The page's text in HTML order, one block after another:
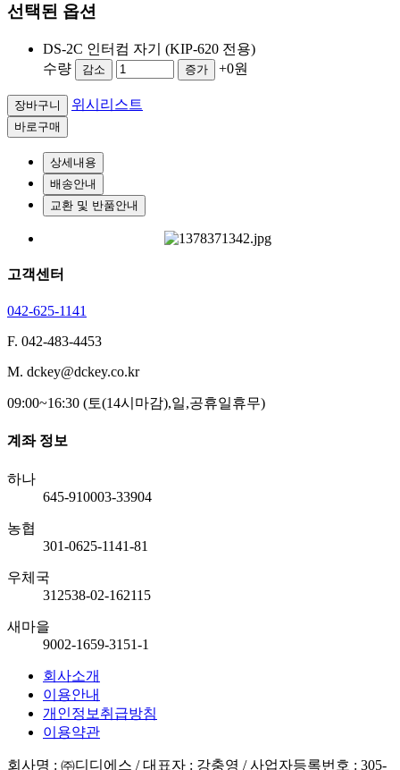
선택된 옵션
DS-2C 인터컴 자기 (KIP-620 전용)
수량
감소 증가 +0원
장바구니 위시리스트
바로구매
상세내용
배송안내
교환 및 반품안내
고객센터
042-625-1141
F. 042-483-4453
M. dckey@dckey.co.kr
09:00~16:30 (토(14시마감),일,공휴일휴무)
계좌 정보
하나
645-910003-33904
농협
301-0625-1141-81
우체국
312538-02-162115
새마을
9002-1659-3151-1
회사소개
이용안내
개인정보취급방침
이용약관
회사명 : ㈜디디에스 / 대표자 : 강충영 / 사업자등록번호 : 305-